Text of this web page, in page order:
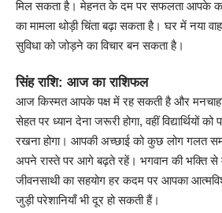
मिल सकता है। मेहनत के दम पर सफलता आपके
का मामला थोड़ी चिंता बढ़ा सकता है। घर में नया
सुविधा को जोड़ने का विचार बन सकता है।
सिंह राशि: आज का राशिफल
आज किस्मत आपके पक्ष में रह सकती है और
सेहत पर ध्यान देना जरूरी होगा, वहीं विद्यार्थियों
रखना होगा। आपकी अच्छाई को कुछ लोग गलत
अपने रास्ते पर आगे बढ़ते रहें। भगवान की भक्ति
जीवनसाथी का सहयोग हर कदम पर आपका
जुड़ी परेशानियाँ भी दूर हो सकती हैं।